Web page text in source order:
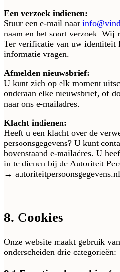
Een verzoek indienen:
Stuur een e-mail naar
naam en het soort verzoek. Wij
Ter verificatie van uw identiteit
informatie vragen.
Afmelden nieuwsbrief:
U kunt zich op elk moment
onderaan elke nieuwsbrief, of
naar ons e-mailadres.
Klacht indienen:
Heeft u een klacht over de
persoonsgegevens? U kunt
bovenstaand e-mailadres. U
in te dienen bij de Autoriteit
→
8. Cookies
Onze website maakt gebruik
onderscheiden drie categorieën: